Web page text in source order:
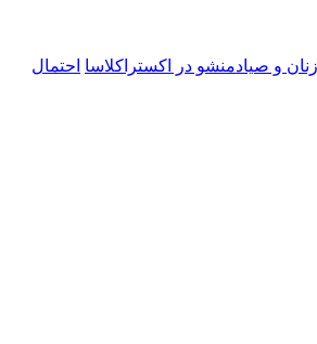
و صیادمنشو در اکستراکلاسا احتمال